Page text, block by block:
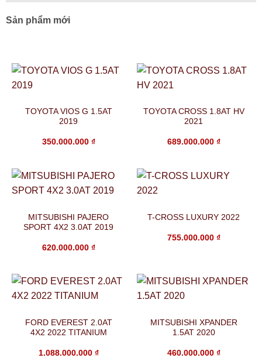
Sản phẩm mới
TOYOTA VIOS G 1.5AT
2019
350.000.000 ₫
TOYOTA CROSS 1.8AT HV
2021
689.000.000 ₫
MITSUBISHI PAJERO
SPORT 4X2 3.0AT 2019
620.000.000 ₫
T-CROSS LUXURY 2022
755.000.000 ₫
FORD EVEREST 2.0AT
4X2 2022 TITANIUM
1.088.000.000 ₫
MITSUBISHI XPANDER
1.5AT 2020
460.000.000 ₫